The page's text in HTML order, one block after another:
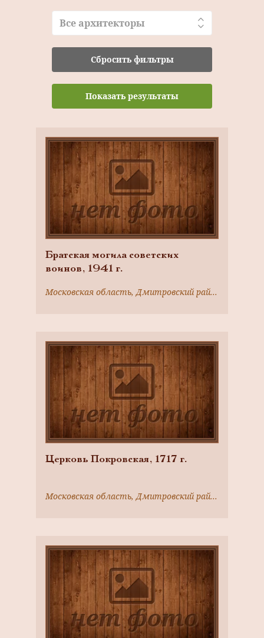
Все архитекторы
Сбросить фильтры
Показать результаты
Братская могила советских
воинов, 1941 г.
Московская область, Дмитровский район, д. Каменка, северная окраина
Церковь Покровская, 1717 г.
Московская область, Дмитровский район, село Новокарцево